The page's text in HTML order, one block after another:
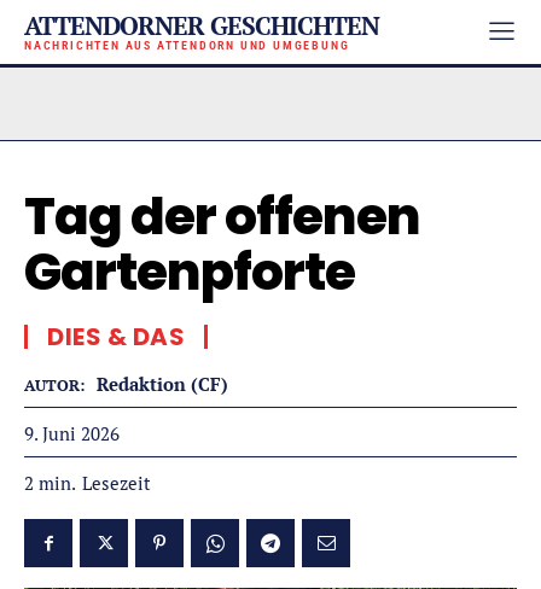
ATTENDORNER GESCHICHTEN
NACHRICHTEN AUS ATTENDORN UND UMGEBUNG
Tag der offenen
Gartenpforte
DIES & DAS
AUTOR: Redaktion (CF)
9. Juni 2026
2 min. Lesezeit